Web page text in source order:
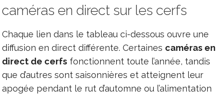
caméras en direct sur les cerfs
Chaque lien dans le tableau ci-dessous ouvre une
diffusion en direct différente. Certaines caméras en
direct de cerfs fonctionnent toute l’année, tandis
que d’autres sont saisonnières et atteignent leur
apogée pendant le rut d’automne ou l’alimentation